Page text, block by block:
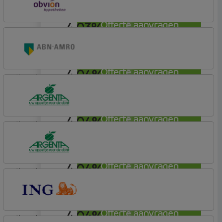
Offerte aanvragen
4,03%
Offerte aanvragen
lineair
4,04%
Offerte aanvragen
Woon Hypotheek
lineair
4,04%
Offerte aanvragen
ABN AMRO Bank
Budget (Incl. Korting)
lineair
4,04%
Offerte aanvragen
Argenta
Hypotheek
lineair
4,04%
Hypotheek
lineair